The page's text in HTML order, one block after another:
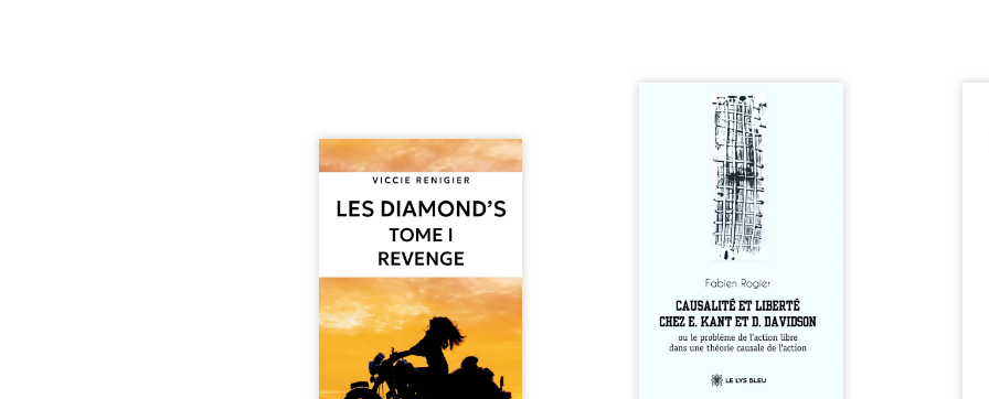
Revenge est à la tête des
Diamond’s, un clan de motards
aussi réputé et respecté que
redouté dans tout le pays. Rien
ne la prédestinait à cette vie,
mais les épreuves ont forgé
une femme dure, inaccessible
et résolue à ne jamais dévoiler
ses faiblesses, jusqu’à ce que
le mystérieux Juan croise sa
route. Chef d’une famille de
Nomads, Juan porte lui aussi le
poids ...
Sommes-nous vraiment libres
si chacun de nos actes s’inscrit
dans une chaîne de causes ? À
travers une confrontation
entre les pensées d’Emmanuel
Kant et de Donald Davidson,
cet essai explore les liens entre
libre arbitre, déterminisme
causal et responsabilité. De la
volonté kantienne au monisme
anomal de Davidson, il
interroge la manière dont les
intentions et les croyances
peuvent ...
Je
et